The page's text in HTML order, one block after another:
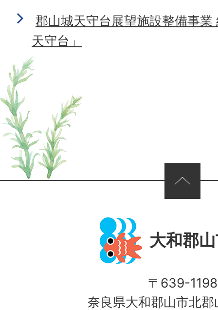
郡山城天守台展望施設整備事
天守台」
ページの先頭へ
大和郡
〒639-1198
奈良県大和郡山市北